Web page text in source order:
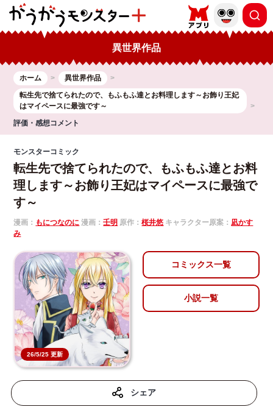
異世界作品
ホーム
異世界作品
転生先で捨てられたので、もふもふ達とお料理します～お飾り王妃
はマイペースに最強です～
評価・感想コメント
モンスターコミック
転生先で捨てられたので、もふもふ達とお料
理します～お飾り王妃はマイペースに最強で
す～
漫画： もにつなのに 漫画：壬明 原作：桜井悠 キャラクター原案： 凪かす
み
26/5/25 更新
コミックス一覧
小説一覧
シェア